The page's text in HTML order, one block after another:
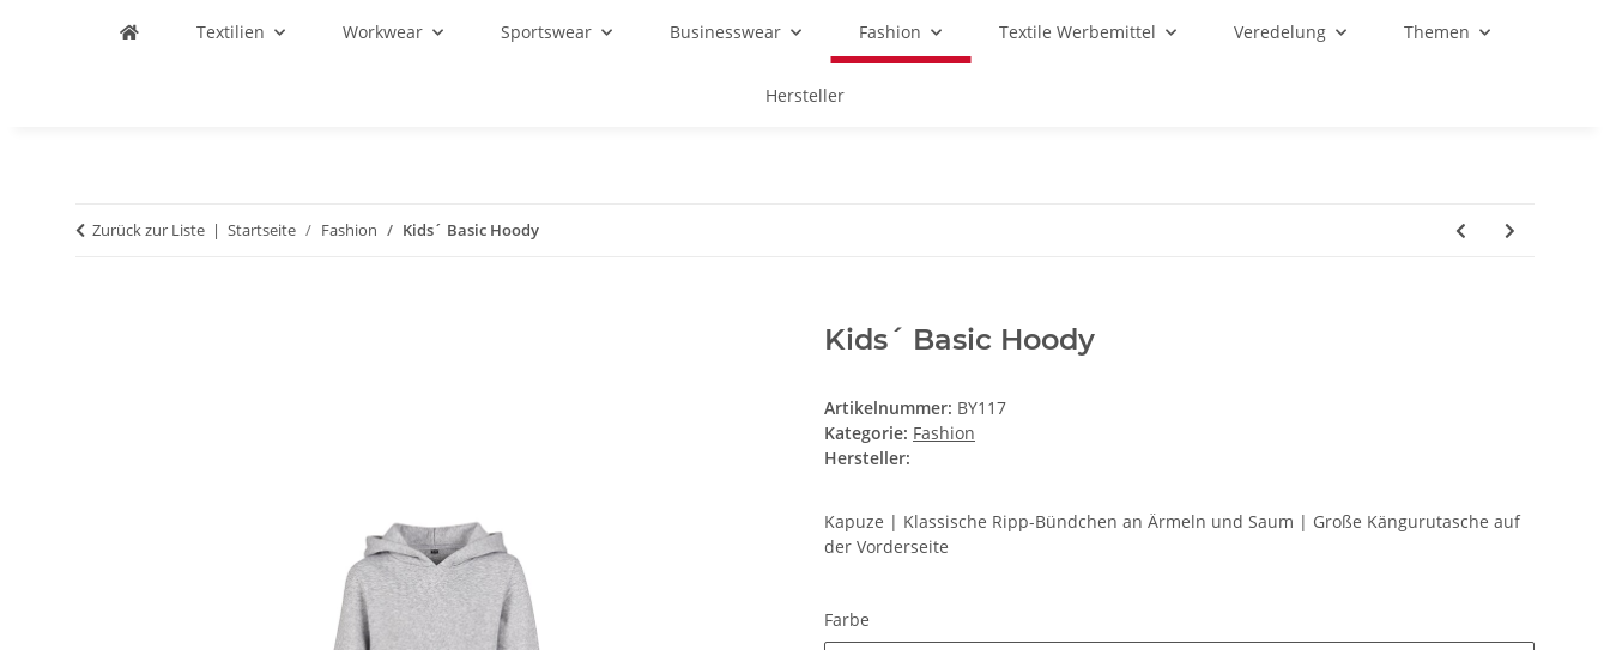
Textilien Workwear Sportswear Businesswear Fashion Textile Werbemittel Veredelung Themen
Hersteller
Zurück zur Liste Startseite Fashion Kids´ Basic Hoody
Kids´ Basic Hoody
Artikelnummer: BY117
Kategorie: Fashion
Hersteller:
Kapuze | Klassische Ripp-Bündchen an Ärmeln und Saum | Große Kängurutasche auf
der Vorderseite
Farbe